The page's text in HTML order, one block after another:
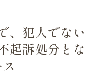
、犯人でない
起訴処分とな